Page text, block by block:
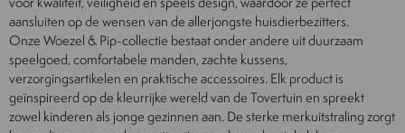
aansluiten op de wensen van de allerjongste huisdierbezitters.
Onze Woezel & Pip-collectie bestaat onder andere uit duurzaam
speelgoed, comfortabele manden, zachte kussens,
verzorgingsartikelen en praktische accessoires. Elk product is
geïnspireerd op de kleurrijke wereld van de Tovertuin en spreekt
zowel kinderen als jonge gezinnen aan. De sterke merkuitstraling zorgt